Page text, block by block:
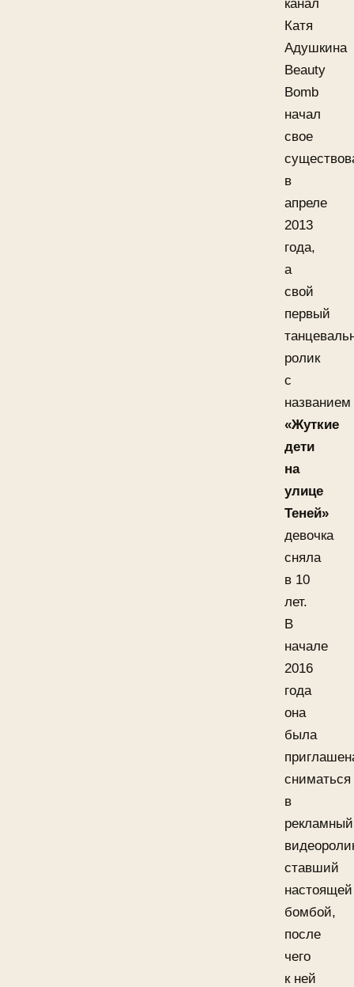
канал
Катя
Адушкина
Beauty
Bomb
начал
свое
в
апреле
2013
года,
а
свой
первый
ролик
с
названием
«Жуткие
дети
на
улице
Теней»
девочка
сняла
в 10
лет.
В
начале
2016
года
она
была
сниматься
в
рекламный
ставший
настоящей
бомбой,
после
чего
к ней